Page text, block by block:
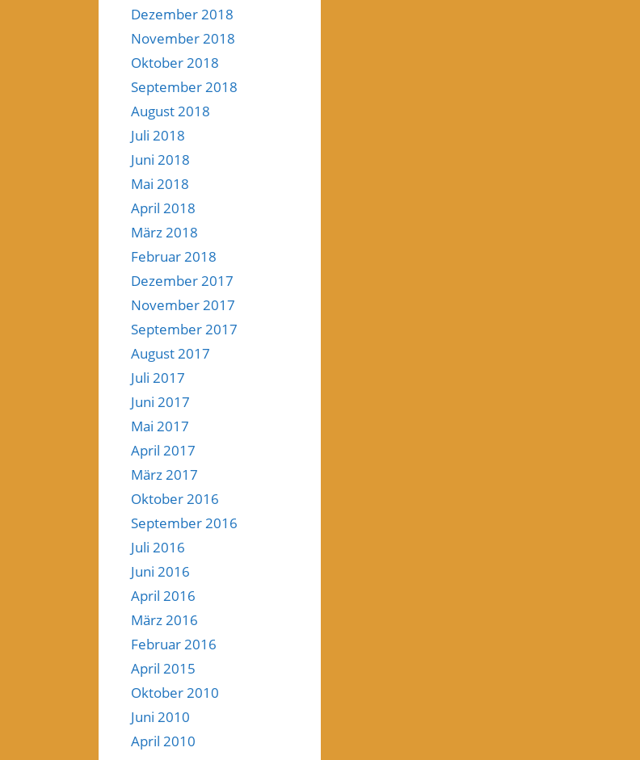
Dezember 2018
November 2018
Oktober 2018
September 2018
August 2018
Juli 2018
Juni 2018
Mai 2018
April 2018
März 2018
Februar 2018
Dezember 2017
November 2017
September 2017
August 2017
Juli 2017
Juni 2017
Mai 2017
April 2017
März 2017
Oktober 2016
September 2016
Juli 2016
Juni 2016
April 2016
März 2016
Februar 2016
April 2015
Oktober 2010
Juni 2010
April 2010